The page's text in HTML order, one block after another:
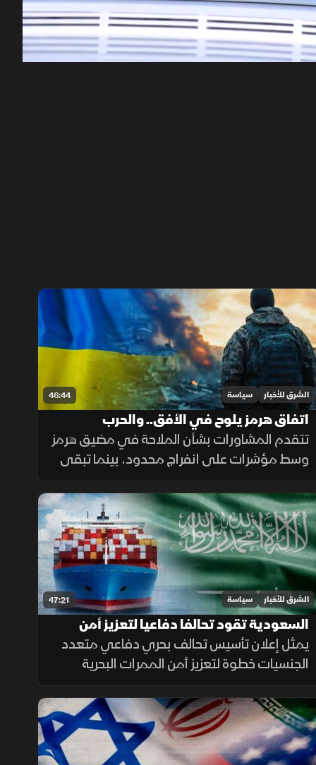
00:13/48:25
46:44 الشرق للأخبار سياسة
اتفاق هرمز يلوح في الأفق.. والحرب
الأوكرانية تدخل مرحلة استنزاف
تتقدم المشاورات بشأن الملاحة في مضيق هرمز
وسط مؤشرات على انفراج محدود، بينما تبقى
القضايا الجوهرية بين واشنطن وطهران مطروحة.
وفي المقابل تتواصل الحرب الروسية الأوكرانية
مع تصاعد الضغوط المتبادلة.
47:21 الشرق للأخبار سياسة
السعودية تقود تحالفا دفاعيا لتعزيز أمن
الممرات الملاحية
يمثل إعلان تأسيس تحالف بحري دفاعي متعدد
الجنسيات خطوة لتعزيز أمن الممرات البحرية
وحماية التجارة العالمية، عبر إطار مؤسسي
للتنسيق والردع في مواجهة التهديدات
المتزايدة.